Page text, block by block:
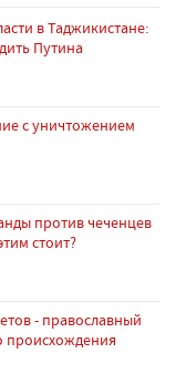
в Таджикистане:
Путина
с уничтожением
против чеченцев
стоит?
- православный
происхождения